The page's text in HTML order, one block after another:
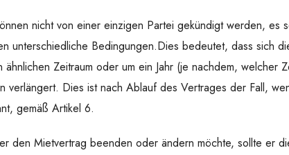
nicht von einer einzigen Partei gekündigt werden, es
unterschiedliche Bedingungen.Dies bedeutet, dass sich
Zeitraum oder um ein Jahr (je nachdem, welcher
verlängert. Dies ist nach Ablauf des Vertrages der Fall,
gemäß Artikel 6.
den Mietvertrag beenden oder ändern möchte, sollte er